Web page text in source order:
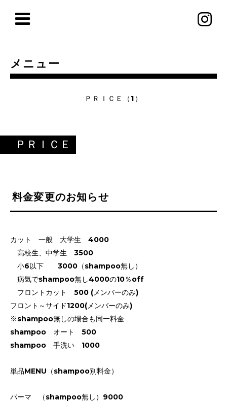
メニュー
ＰＲＩＣＥ（1）
ＰＲＩＣＥ
料金変更のお知らせ
カット 一般 大学生 4000
高校生、中学生 3500
小6以下 3000（shampoo無し）
病気でshampoo無し4000の10％off
フロントカット 500 (メンバーのみ)
フロント～サイド1200(メンバーのみ)
※shampoo無しの場合も同一料金
shampoo オート 500
shampoo 手洗い 1000
単品MENU（shampoo別料金）
パーマ （shampoo無し）9000